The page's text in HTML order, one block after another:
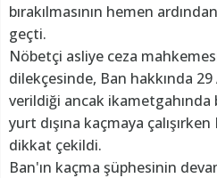
bırakılmasının hemen
geçti.
Nöbetçi asliye ceza
dilekçesinde, Ban hakkında
verildiği ancak
yurt dışına kaçmaya
dikkat çekildi.
Ban'ın kaçma şüphesinin